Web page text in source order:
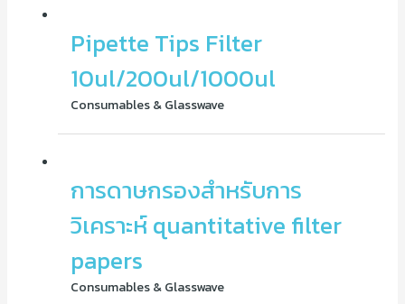
Pipette Tips Filter
10ul/200ul/1000ul
Consumables & Glasswave
การดาษกรองสำหรับการ
วิเคราะห์ quantitative filter
papers
Consumables & Glasswave